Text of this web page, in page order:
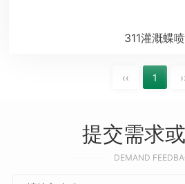
311灌溉蝶喷
‹‹ 1
提交需求
DEMAND